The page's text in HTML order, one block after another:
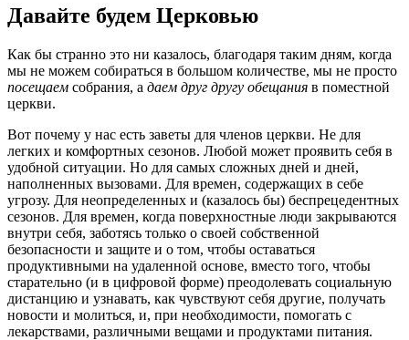
Давайте будем Церковью
Как бы странно это ни казалось, благодаря таким дням, когда
мы не можем собираться в большом количестве, мы не просто
посещаем собрания, а даем друг другу обещания в поместной
церкви.
Вот почему у нас есть заветы для членов церкви. Не для
легких и комфортных сезонов. Любой может проявить себя в
удобной ситуации. Но для самых сложных дней и дней,
наполненных вызовами. Для времен, содержащих в себе
угрозу. Для неопределенных и (казалось бы) беспрецедентных
сезонов. Для времен, когда поверхностные люди закрываются
внутри себя, заботясь только о своей собственной
безопасности и защите и о том, чтобы оставаться
продуктивными на удаленной основе, вместо того, чтобы
старательно (и в цифровой форме) преодолевать социальную
дистанцию и узнавать, как чувствуют себя другие, получать
новости и молиться, и, при необходимости, помогать с
лекарствами, различными вещами и продуктами питания.